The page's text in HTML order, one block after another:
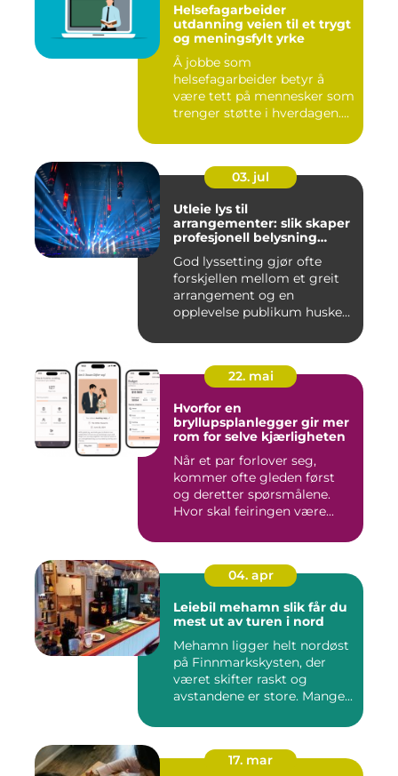
Helsefagarbeider
utdanning veien til et trygt
og meningsfylt yrke
Å jobbe som
helsefagarbeider betyr å
være tett på mennesker som
trenger støtte i hverdagen.
03. jul
Utleie lys til
arrangementer: slik skaper
profesjonell belysning
God lyssetting gjør ofte
forskjellen mellom et greit
arrangement og en
opplevelse publikum husker
22. mai
Hvorfor en
bryllupsplanlegger gir mer
rom for selve kjærligheten
Når et par forlover seg,
kommer ofte gleden først
og deretter spørsmålene.
Hvor skal feiringen være...
04. apr
Leiebil mehamn slik får du
mest ut av turen i nord
Mehamn ligger helt nordøst
på Finnmarkskysten, der
været skifter raskt og
avstandene er store. Mange...
17. mar